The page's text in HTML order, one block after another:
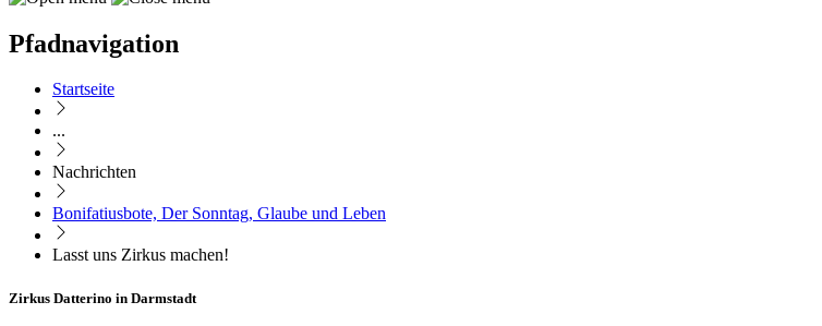
Pfadnavigation
Startseite
...
Nachrichten
Bonifatiusbote, Der Sonntag, Glaube und Leben
Lasst uns Zirkus machen!
Zirkus Datterino in Darmstadt